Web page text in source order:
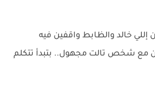
إللي خالد والظابط واقفين فيه
مع شخص تالت مجهول.. بتبدأ تتكلم